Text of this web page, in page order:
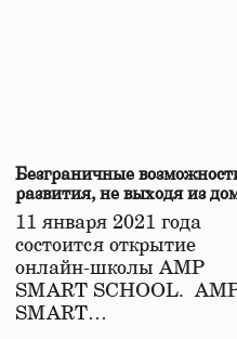
Безграничные
развития, не выходя из
11 января 2021 года
состоится открытие
онлайн-школы АМР
SMART SCHOOL.
SMART…